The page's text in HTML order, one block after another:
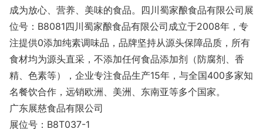
成为放心、营养、美味的食品。四川蜀家酿食品有限公司展
位号：B8081四川蜀家酿食品有限公司成立于2008年，专
注提供0添加纯素调味品，品牌坚持从源头保障品质，所有
食材均为源头直采，不添加任何食品添加剂（防腐剂、香
精、色素等），企业专注食品生产15年，与全国400多家知
名餐饮合作，远销欧洲、美洲、东南亚等多个国家。
广东展慈食品有限公司
展位号：B8T037-1